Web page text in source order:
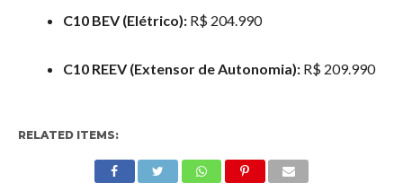
C10 BEV (Elétrico):R$ 204.990
C10 REEV (Extensor de Autonomia):R$ 209.990
RELATED ITEMS: